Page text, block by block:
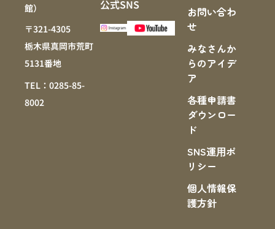
館）
〒321-4305
栃木県真岡市荒町
5131番地
TEL：0285-85-
8002
公式SNS
お問い合わ
せ
みなさんか
らのアイデ
ア
各種申請書
ダウンロー
ド
SNS運⽤ポ
リシー
個人情報保
護方針